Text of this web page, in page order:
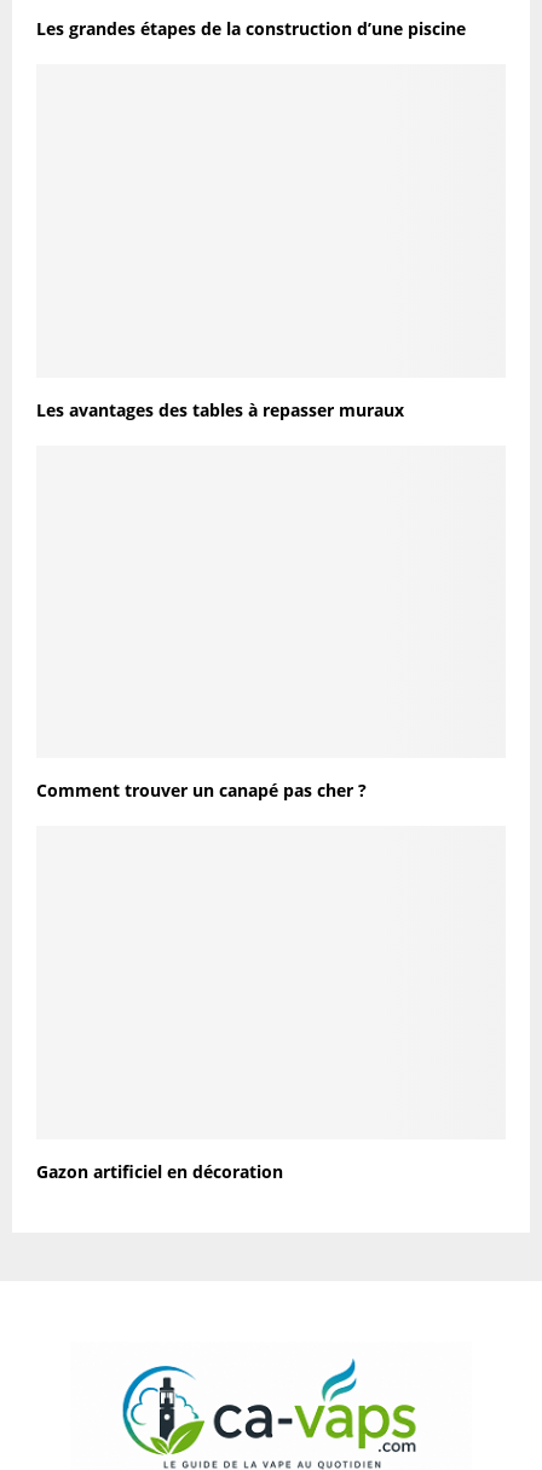
Les grandes étapes de la construction d’une piscine
Les avantages des tables à repasser muraux
Comment trouver un canapé pas cher ?
Gazon artificiel en décoration